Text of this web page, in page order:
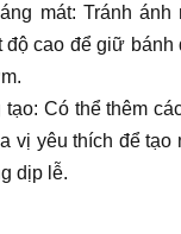
mát: Tránh ánh
độ cao để giữ
Có thể thêm
vị yêu thích để tạo
dịp lễ.